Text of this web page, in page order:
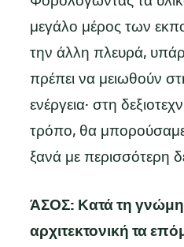
μεγάλο μέρος των
την άλλη πλευρά,
πρέπει να μειωθούν
ενέργεια· στη
τρόπο, θα
ξανά με περισσότερη
ΆΣΟΣ: Κατά τη γνώμη
αρχιτεκτονική τα